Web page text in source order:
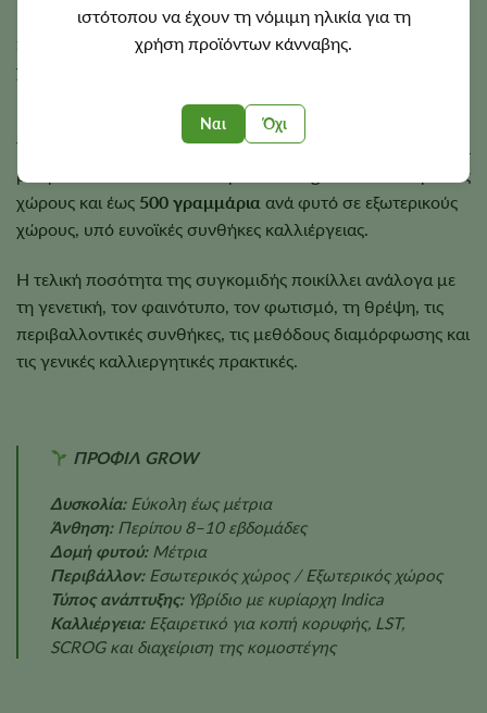
ιστότοπου να έχουν τη νόμιμη ηλικία για τη
χρήση προϊόντων κάνναβης.
Ναι Όχι
Η Bubba Kush ολοκληρώνει συνήθως την άνθιση σε
περίπου
8–10 εβδομάδεςσε εσωτερικό χώρο, ενώ ο
χρόνος συγκομιδής σε εξωτερικό χώρο εξαρτάται από το
Τα φυτά φτάνουν συνήθως σε ύψος περίπου
μπορούν να αποδώσουν περίπου
σε εσωτερικούς
χώρους και έως 500 γραμμάρια ανά φυτό σε εξωτερικούς
χώρους, υπό ευνοϊκές συνθήκες καλλιέργειας.
Η τελική ποσότητα της συγκομιδής ποικίλλει ανάλογα με
τη γενετική, τον φαινότυπο, τον φωτισμό, τη θρέψη, τις
περιβαλλοντικές συνθήκες, τις μεθόδους διαμόρφωσης και
τις γενικές καλλιεργητικές πρακτικές.
ΠΡΟΦΙΛ GROW
Δυσκολία:Εύκολη έως μέτρια
Άνθηση:Περίπου 8–10 εβδομάδες
Δομή φυτού:Μέτρια
Περιβάλλον:Εσωτερικός χώρος / Εξωτερικός χώρος
Τύπος ανάπτυξης:Υβρίδιο με κυρίαρχη Indica
Καλλιέργεια:Εξαιρετικό για κοπή κορυφής, LST,
SCROG και διαχείριση της κομοστέγης